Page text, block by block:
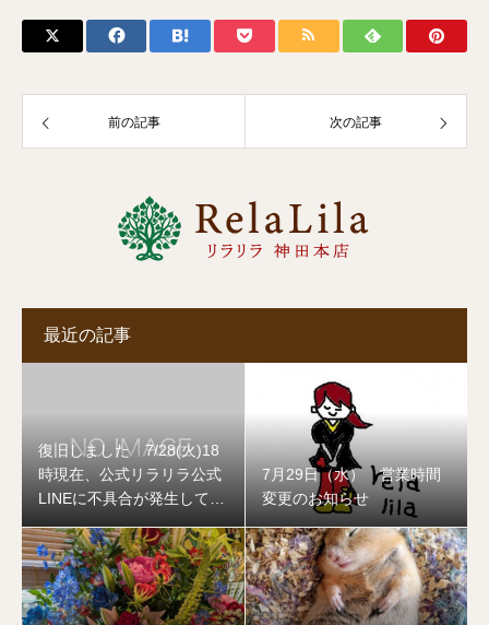
前の記事 次の記事
最近の記事
復旧しました 7/28(火)18
時現在、公式リラリラ公式
LINEに不具合が発生してお
7月29日（水） 営業時間
変更のお知らせ